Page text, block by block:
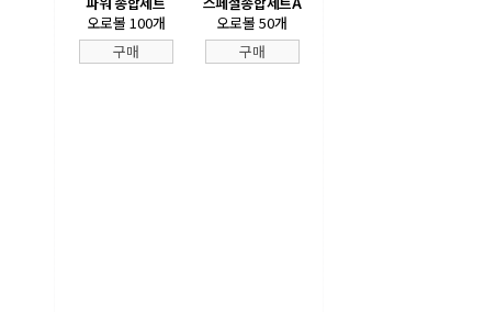
오로볼 100개
구매
오로볼 50개
구매